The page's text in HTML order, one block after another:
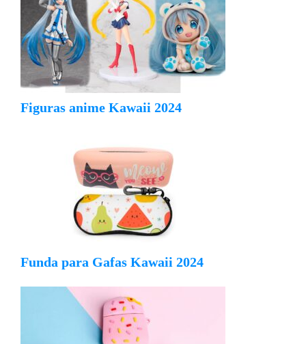
Figuras anime Kawaii 2024
Funda para Gafas Kawaii 2024